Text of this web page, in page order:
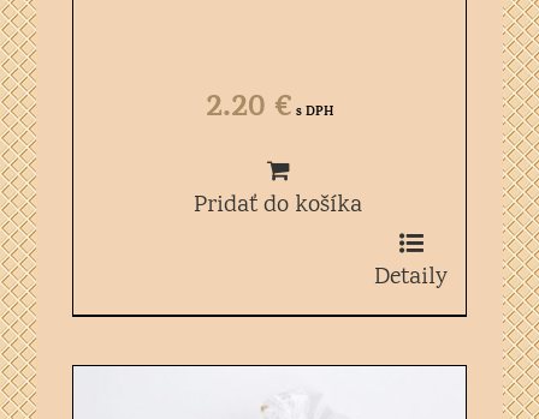
2.20 € s DPH
Pridať do košíka
Detaily